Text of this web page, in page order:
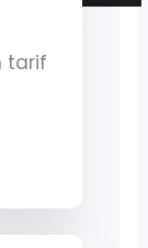
tarif